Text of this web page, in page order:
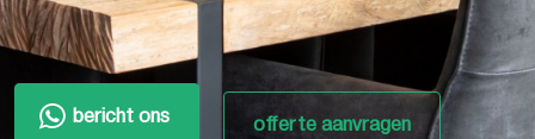
bericht ons offerte aanvragen